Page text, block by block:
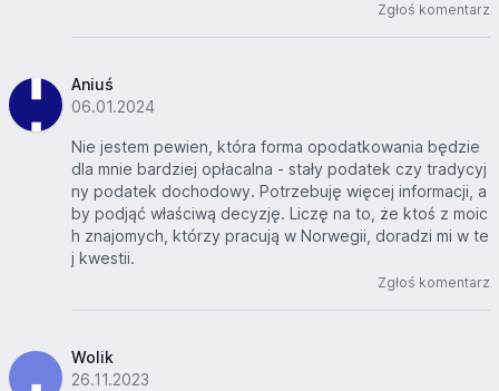
Zgłoś komentarz
Aniuś
06.01.2024
Nie jestem pewien, która forma opodatkowania będzie
dla mnie bardziej opłacalna - stały podatek czy tradycyj
ny podatek dochodowy. Potrzebuję więcej informacji, a
by podjąć właściwą decyzję. Liczę na to, że ktoś z moic
h znajomych, którzy pracują w Norwegii, doradzi mi w te
j kwestii.
Zgłoś komentarz
Wolik
26.11.2023